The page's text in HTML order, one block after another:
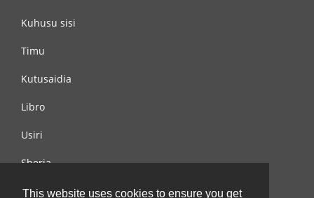
This website uses cookies to ensure you get
Kuhusu sisi
Timu
Kutusaidia
Libro
Usiri
Sheria
Wasiliana na si